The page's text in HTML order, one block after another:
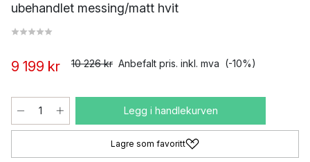
ubehandlet messing/matt hvit
9 199 kr 10 226 kr Anbefalt pris. inkl. mva (-10%)
Legg i handlekurven
Lagre som favoritt